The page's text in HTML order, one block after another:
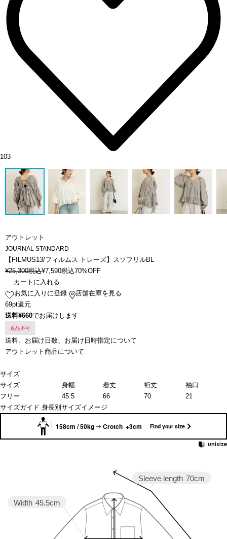
103
アウトレット
JOURNAL STANDARD
【FILMUS13/フィルムス トレーズ】スソフリルBL
¥25,300税込¥7,590税込70%OFF
カートに入れる
お気に入りに登録
店舗在庫を見る
69pt還元
送料¥660でお届けします
返品不可
送料、お届け日数、お届け日時指定について
アウトレット商品について
サイズ
サイズ
身幅 着丈 裄丈
袖口
フリー
45.5 66 70
21
サイズガイド 身長別サイズイメージ
158cm / 50kg Crotch +3cm Find your size
Sleeve length 70cm
Width 45.5cm